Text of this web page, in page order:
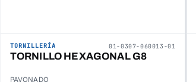
TORNILLERÍA 01-0307-060013-01
TORNILLO HEXAGONAL G8
PAVONADO